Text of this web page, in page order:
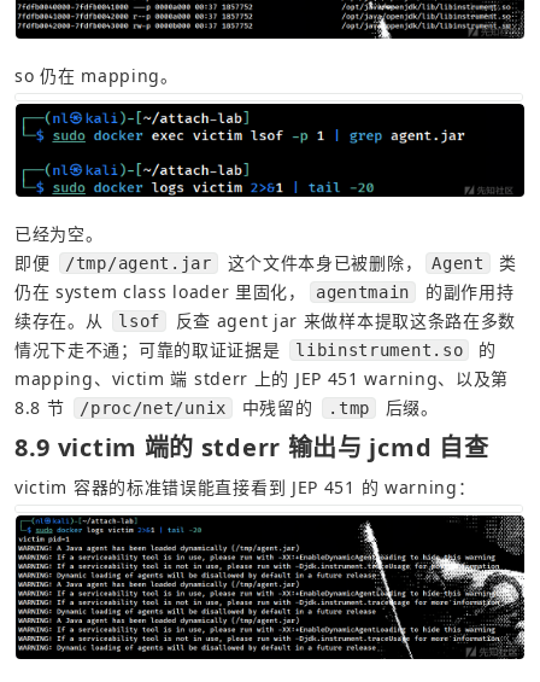
so 仍在 mapping。
已经为空。
即便
/tmp/agent.jar 这个文件本身已被删除， Agent
类
仍在 system class loader 里固化，
agentmain
的副作用持
续存在。从
lsof
反查 agent jar 来做样本提取这条路在多数
情况下走不通；可靠的取证证据是
libinstrument.so
的
mapping、victim 端 stderr 上的 JEP 451 warning、以及第
8.8 节
/proc/net/unix 中残留的 .tmp 后缀。
8.9 victim 端的 stderr 输出与 jcmd 自查
victim 容器的标准错误能直接看到 JEP 451 的 warning：